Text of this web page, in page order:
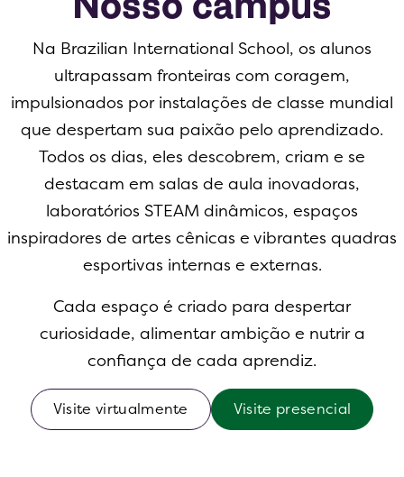
Nosso campus
Na Brazilian International School, os alunos
ultrapassam fronteiras com coragem,
impulsionados por instalações de classe mundial
que despertam sua paixão pelo aprendizado.
Todos os dias, eles descobrem, criam e se
destacam em salas de aula inovadoras,
laboratórios STEAM dinâmicos, espaços
inspiradores de artes cênicas e vibrantes quadras
esportivas internas e externas.
Cada espaço é criado para despertar
curiosidade, alimentar ambição e nutrir a
confiança de cada aprendiz.
Visite virtualmente Visite presencial